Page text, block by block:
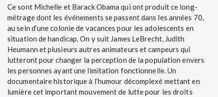
Ce sont Michelle et Barack Obama qui ont produit ce long-
métrage dont les événements se passent dans les années 70,
au sein d’une colonie de vacances pour les adolescents en
situation de handicap. On y suit James LeBrecht, Judith
Heumann et plusieurs autres animateurs et campeurs qui
lutteront pour changer la perception de la population envers
les personnes ayant une limitation fonctionnelle. Un
documentaire historique à l’humour décomplexé mettant en
lumière cet important mouvement de lutte pour les droits